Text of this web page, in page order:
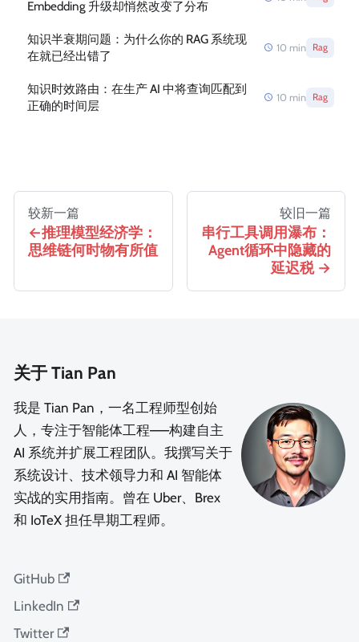
Embedding 升级却悄然改变了分布
知识半衰期问题：为什么你的 RAG 系统现
在就已经出错了
10 min Rag
知识时效路由：在生产 AI 中将查询匹配到
正确的时间层
10 min Rag
较新一篇
推理模型经济学：
思维链何时物有所值
较旧一篇
串行工具调用瀑布：
Agent循环中隐藏的
延迟税
关于 Tian Pan
我是 Tian Pan，一名工程师型创始
人，专注于智能体工程——构建自主
AI 系统并扩展工程团队。我撰写关于
系统设计、技术领导力和 AI 智能体
实战的实用指南。曾在 Uber、Brex
和 IoTeX 担任早期工程师。
GitHub
LinkedIn
Twitter